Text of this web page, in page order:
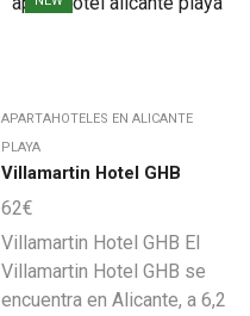
APARTAHOTELES EN ALICANTE
PLAYA
Villamartin Hotel GHB
62€
Villamartin Hotel GHB El
Villamartin Hotel GHB se
encuentra en Alicante, a 6,2